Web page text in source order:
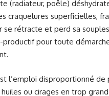
(radiateur, poêle)
craquelures superficielles,
se rétracte et perd sa
productif pour toute
l’emploi disproportionné de
ou cirages en trop